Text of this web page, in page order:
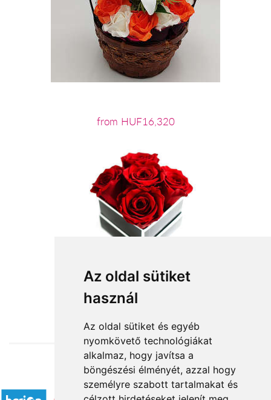
Az oldal sütiket
használ
Az oldal sütiket és egyéb
nyomkövető technológiákat
alkalmaz, hogy javítsa a
böngészési élményét, azzal hogy
személyre szabott tartalmakat és
from HUF16,320
from HUF19,600
Accepted payment methods